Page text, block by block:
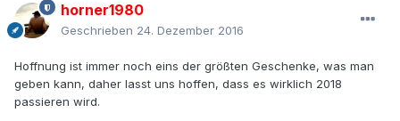
horner1980
Geschrieben 24. Dezember 2016
Hoffnung ist immer noch eins der größten Geschenke, was man
geben kann, daher lasst uns hoffen, dass es wirklich 2018
passieren wird.